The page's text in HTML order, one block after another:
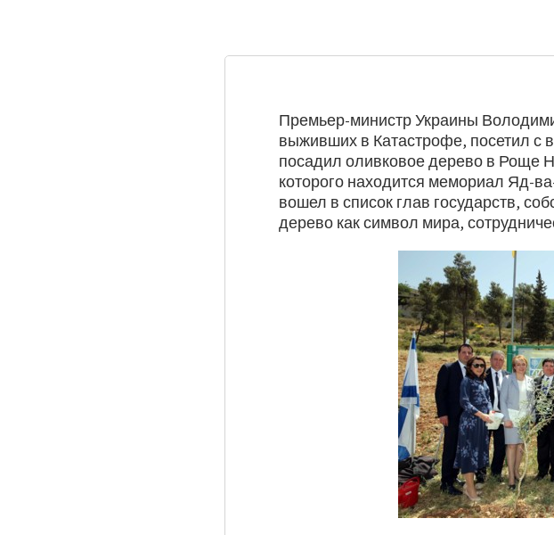
Премьер-министр Украины
выживших в Катастрофе, посетил с
посадил оливковое дерево в Роще
которого находится мемориал Яд-
вошел в список глав государств,
дерево как символ мира,